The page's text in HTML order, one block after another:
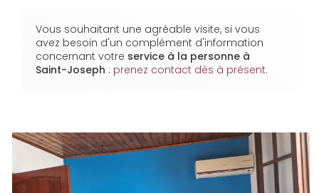
Vous souhaitant une agréable visite, si vous
avez besoin d'un complément d'information
concernant votre service à la personne à
Saint-Joseph : prenez contact dès à présent.